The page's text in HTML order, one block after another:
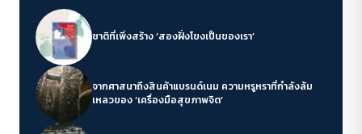
ชาติที่เพิ่งสร้าง ‘สองฝั่งโขงเป็นของเรา’
จากศาสนาถึงสินค้าแบรนด์เนม ความหรูหราที่กำลังล้ม
เหลวของ ‘เครื่องมือสุขภาพจิต’